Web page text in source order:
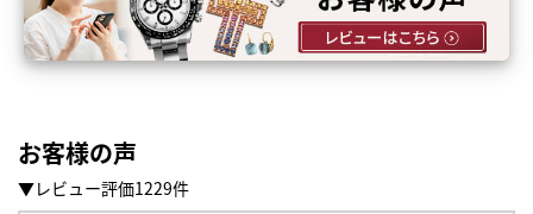
お客様の声
▼レビュー評価1229件